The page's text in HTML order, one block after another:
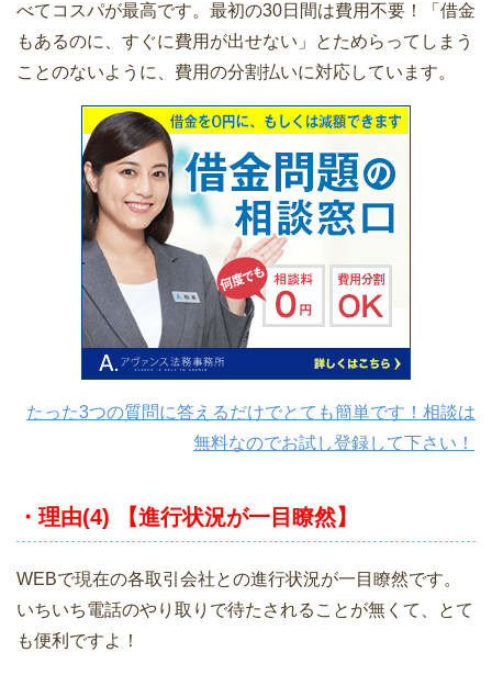
べてコスパが最高です。最初の30日間は費用不要！「借金
もあるのに、すぐに費用が出せない」とためらってしまう
ことのないように、費用の分割払いに対応しています。
たった3つの質問に答えるだけでとても簡単です！相談は
無料なのでお試し登録して下さい！
・理由(4) 【進行状況が一目瞭然】
WEBで現在の各取引会社との進行状況が一目瞭然です。
いちいち電話のやり取りで待たされることが無くて、とて
も便利ですよ！